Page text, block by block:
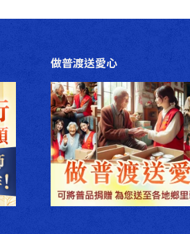
章：
做普渡送愛心